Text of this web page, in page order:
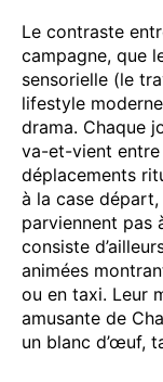
Le contraste
campagne, que
sensorielle (le
lifestyle
drama. Chaque
va-et-vient entre
déplacements
à la case départ,
parviennent pas
consiste
animées
ou en taxi. Leur
amusante de
un blanc d’œuf,